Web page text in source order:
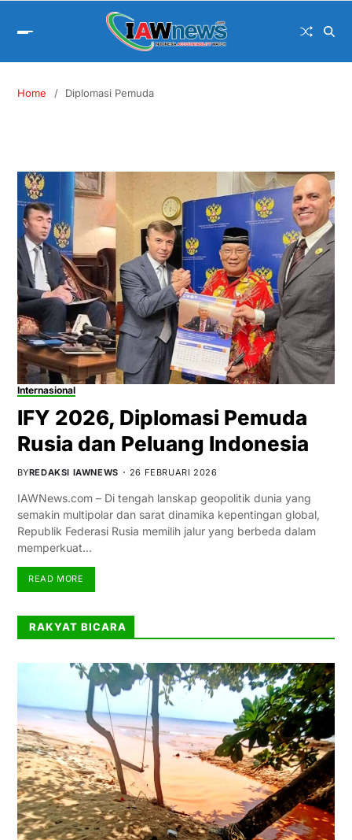
Home Diplomasi Pemuda
Internasional
IFY 2026, Diplomasi Pemuda
Rusia dan Peluang Indonesia
BYREDAKSI IAWNEWS 26 FEBRUARI 2026
IAWNews.com – Di tengah lanskap geopolitik dunia yang
semakin multipolar dan sarat dinamika kepentingan global,
Republik Federasi Rusia memilih jalur yang berbeda dalam
memperkuat…
READ MORE
RAKYAT BICARA